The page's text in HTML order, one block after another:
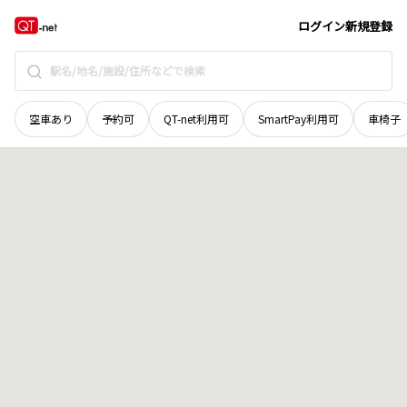
ログイン新規登録
空車あり 予約可 QT-net利用可 SmartPay利用可 車椅子
香川県